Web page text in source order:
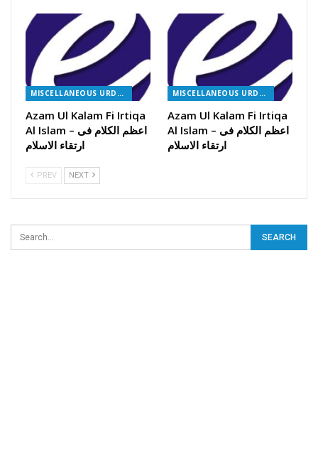
MISCELLANEOUS URDU BOOKS
Azam Ul Kalam Fi Irtiqa
Al Islam – اعظم الکلام فی
ارتقاء الاسلام
MISCELLANEOUS URDU BOOKS
Azam Ul Kalam Fi Irtiqa
Al Islam – اعظم الکلام فی
ارتقاء الاسلام
PREV NEXT